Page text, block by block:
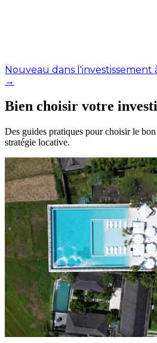
Nouveau dans l'investissement
→
Bien choisir votre
Des guides pratiques pour choisir le
stratégie locative.